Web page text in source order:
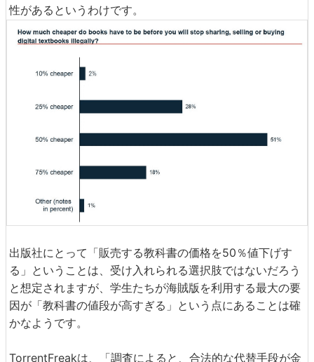
性があるというわけです。
出版社にとって「販売する教科書の価格を50％値下げす
る」ということは、受け入れられる選択肢ではないだろう
と想定されますが、学生たちが海賊版を利用する最大の要
因が「教科書の値段が高すぎる」という点にあることは確
かなようです。
TorrentFreakは、「調査によると、合法的な代替手段が金